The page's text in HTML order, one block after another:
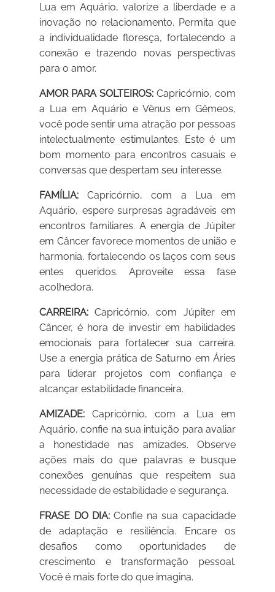
Lua em Aquário, valorize a liberdade e a
inovação no relacionamento. Permita que
a individualidade floresça, fortalecendo a
conexão e trazendo novas perspectivas
para o amor.
AMOR PARA SOLTEIROS: Capricórnio, com
a Lua em Aquário e Vênus em Gêmeos,
você pode sentir uma atração por pessoas
intelectualmente estimulantes. Este é um
bom momento para encontros casuais e
conversas que despertam seu interesse.
FAMÍLIA: Capricórnio, com a Lua em
Aquário, espere surpresas agradáveis em
encontros familiares. A energia de Júpiter
em Câncer favorece momentos de união e
harmonia, fortalecendo os laços com seus
entes queridos. Aproveite essa fase
acolhedora.
CARREIRA: Capricórnio, com Júpiter em
Câncer, é hora de investir em habilidades
emocionais para fortalecer sua carreira.
Use a energia prática de Saturno em Áries
para liderar projetos com confiança e
alcançar estabilidade financeira.
AMIZADE: Capricórnio, com a Lua em
Aquário, confie na sua intuição para avaliar
a honestidade nas amizades. Observe
ações mais do que palavras e busque
conexões genuínas que respeitem sua
necessidade de estabilidade e segurança.
FRASE DO DIA: Confie na sua capacidade
de adaptação e resiliência. Encare os
desafios como oportunidades de
crescimento e transformação pessoal.
Você é mais forte do que imagina.